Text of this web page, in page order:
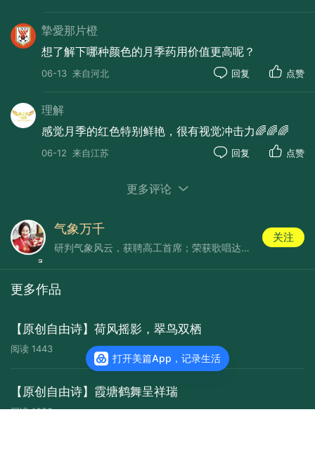
摯愛那片橙
想了解下哪种颜色的月季药用价值更高呢？
06-13 来自河北 回复 点赞
理解
感觉月季的红色特别鲜艳，很有视觉冲击力🌈🌈🌈
06-12 来自江苏 回复 点赞
更多评论
气象万千
研判气象风云，获聘高工首席；荣获歌唱达人，数载卓越主持。
关注
更多作品
【原创自由诗】荷风摇影，翠鸟双栖
阅读 1443
【原创自由诗】霞塘鹤舞呈祥瑞
阅读 1358
打开美篇App，记录生活